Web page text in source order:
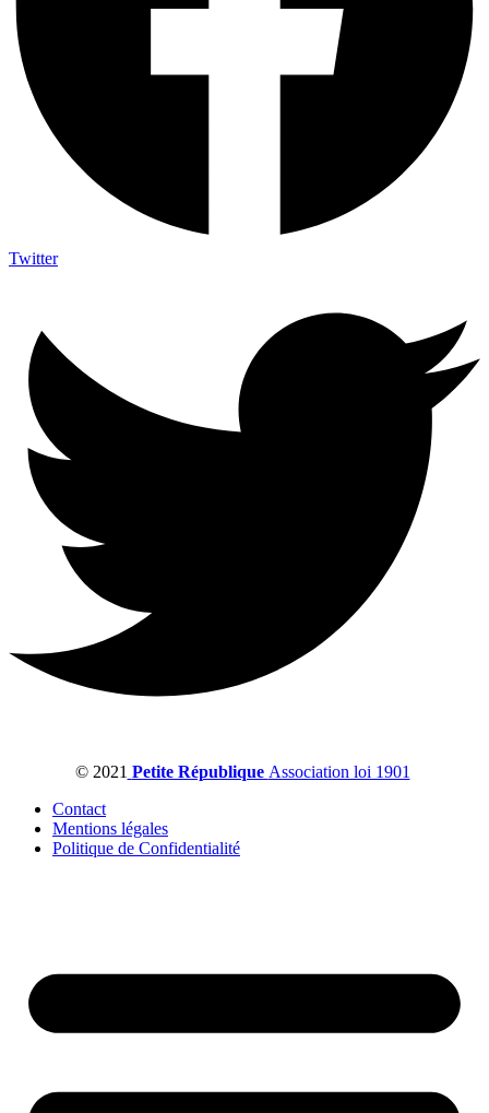
Twitter
© 2021 Petite République Association loi 1901
Contact
Mentions légales
Politique de Confidentialité